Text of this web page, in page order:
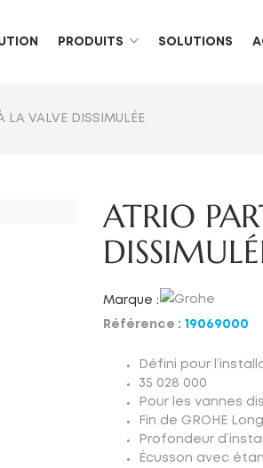
PRODUITS SOLUTIONS
LA VALVE DISSIMULÉE
ATRIO
Marque :
Référence : 19069000
Défini pour
35 028 000
Pour les vannes
Fin de GROHE
Profondeur
Écusson avec